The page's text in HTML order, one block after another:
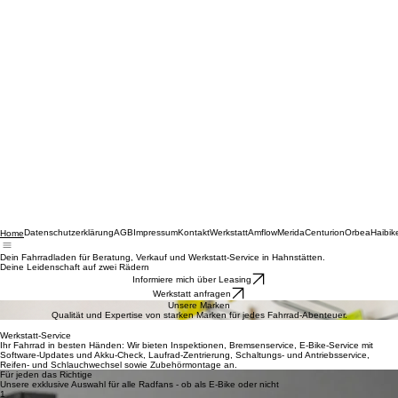
ImpressumKontaktWerkstatt
Dein Fahrradladen für Beratung, Verkauf und Werkstatt-Service in Hahnstätten.
Werkstatt anfragen
Unsere Marken
Qualität und Expertise von starken Marken für jedes Fahrrad-Abenteuer.
MERIDA • ORBEA • HAIBIKE • CENTURION • AMFLOW • NORCO • TRANSITION • WINORA •
Werkstatt-Service